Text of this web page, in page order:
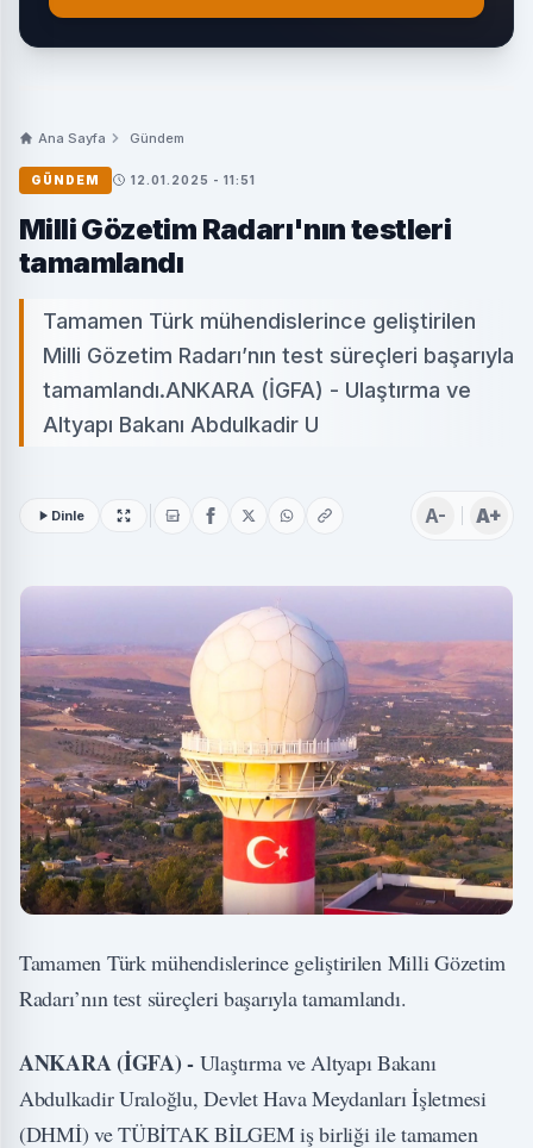
Ana Sayfa Gündem
GÜNDEM 12.01.2025 - 11:51
Milli Gözetim Radarı'nın testleri
tamamlandı
Tamamen Türk mühendislerince geliştirilen
Milli Gözetim Radarı’nın test süreçleri başarıyla
tamamlandı.ANKARA (İGFA) - Ulaştırma ve
Altyapı Bakanı Abdulkadir U
Dinle A- A+
Tamamen Türk mühendislerince geliştirilen Milli Gözetim
Radarı’nın test süreçleri başarıyla tamamlandı.
ANKARA (İGFA) - Ulaştırma ve Altyapı Bakanı
Abdulkadir Uraloğlu, Devlet Hava Meydanları İşletmesi
(DHMİ) ve TÜBİTAK BİLGEM iş birliği ile tamamen